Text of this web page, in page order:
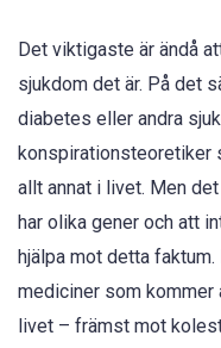
Det viktigaste är ändå
sjukdom det är. På det
diabetes eller andra
konspirationsteoretiker
allt annat i livet. Men
har olika gener och att
hjälpa mot detta
mediciner som kommer
livet – främst mot